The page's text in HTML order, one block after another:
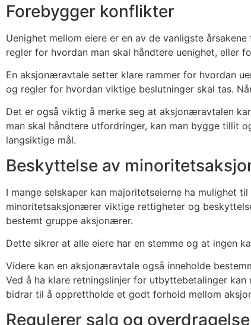
Forebygger konflikter
Uenighet mellom eiere er en av de vanligste
regler for hvordan man skal håndtere uenighet, eller
En aksjonæravtale setter klare rammer for hvordan
og regler for hvordan viktige beslutninger skal tas.
Det er også viktig å merke seg at aksjonæravtalen
man skal håndtere utfordringer, kan man bygge tillit
langsiktige mål.
Beskyttelse av
I mange selskaper kan majoritetseierne ha mulighet
minoritetsaksjonærer viktige rettigheter og
bestemt gruppe aksjonærer.
Dette sikrer at alle eiere har en stemme og at ingen
Videre kan en aksjonæravtale også inneholde
Ved å ha klare retningslinjer for utbyttebetalinger
bidrar til å opprettholde et godt forhold mellom
Regulerer salg og